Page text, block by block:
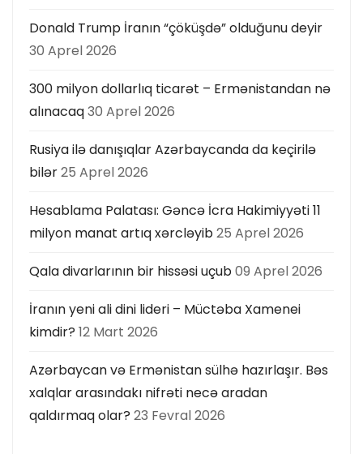
Donald Trump İranın “çöküşdə” olduğunu deyir
30 Aprel 2026
300 milyon dollarlıq ticarət – Ermənistandan nə
alınacaq30 Aprel 2026
Rusiya ilə danışıqlar Azərbaycanda da keçirilə
bilər25 Aprel 2026
Hesablama Palatası: Gəncə İcra Hakimiyyəti 11
milyon manat artıq xərcləyib25 Aprel 2026
Qala divarlarının bir hissəsi uçub09 Aprel 2026
İranın yeni ali dini lideri – Müctəba Xamenei
kimdir? 12 Mart 2026
Azərbaycan və Ermənistan sülhə hazırlaşır. Bəs
xalqlar arasındakı nifrəti necə aradan
qaldırmaq olar? 23 Fevral 2026